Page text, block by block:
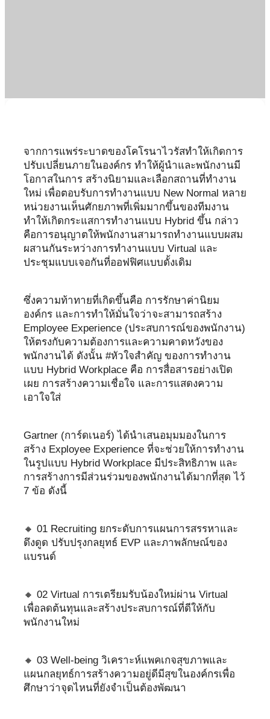
จากการแพร่ระบาดของโคโรนาไวรัสทำให้เกิดการ
ปรับเปลี่ยนภายในองค์กร ทำให้ผู้นำและพนักงานมี
โอกาสในการ สร้างนิยามและเลือกสถานที่ทำงาน
ใหม่ เพื่อตอบรับการทำงานแบบ New Normal หลาย
หน่วยงานเห็นศักยภาพที่เพิ่มมากขึ้นของทีมงาน
ทำให้เกิดกระแสการทำงานแบบ Hybrid ขึ้น กล่าว
คือการอนุญาตให้พนักงานสามารถทำงานแบบผสม
ผสานกันระหว่างการทำงานแบบ Virtual และ
ประชุมแบบเจอกันที่ออฟฟิศแบบดั้งเดิม
ซึ่งความท้าทายที่เกิดขึ้นคือ การรักษาค่านิยม
องค์กร และการทำให้มั่นใจว่าจะสามารถสร้าง
Employee Experience (ประสบการณ์ของพนักงาน)
ให้ตรงกับความต้องการและความคาดหวังของ
พนักงานได้ ดังนั้น #หัวใจสำคัญ ของการทำงาน
แบบ Hybrid Workplace คือ การสื่อสารอย่างเปิด
เผย การสร้างความเชื่อใจ และการแสดงความ
เอาใจใส่
Gartner (การ์ดเนอร์) ได้นำเสนอมุมมองในการ
สร้าง Exployee Experience ที่จะช่วยให้การทำงาน
ในรูปแบบ Hybrid Workplace มีประสิทธิภาพ และ
การสร้างการมีส่วนร่วมของพนักงานได้มากที่สุด ไว้
7 ข้อ ดังนี้
🔸 01 Recruiting ยกระดับการแผนการสรรหาและ
ดึงดูด ปรับปรุงกลยุทธ์ EVP และภาพลักษณ์ของ
แบรนด์
🔸 02 Virtual การเตรียมรับน้องใหม่ผ่าน Virtual
เพื่อลดต้นทุนและสร้างประสบการณ์ที่ดีให้กับ
พนักงานใหม่
🔸 03 Well-being วิเคราะห์แพคเกจสุขภาพและ
แผนกลยุทธ์การสร้างความอยู่ดีมีสุขในองค์กรเพื่อ
ศึกษาว่าจุดไหนที่ยังจำเป็นต้องพัฒนา